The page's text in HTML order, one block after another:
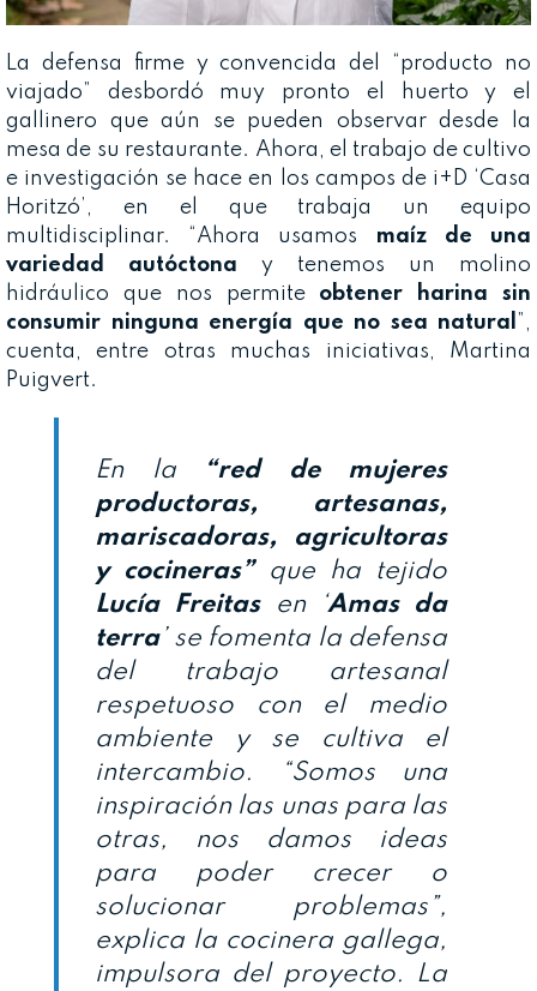
La defensa firme y convencida del “producto no
viajado” desbordó muy pronto el huerto y el
gallinero que aún se pueden observar desde la
mesa de su restaurante. Ahora, el trabajo de cultivo
e investigación se hace en los campos de i+D ‘Casa
Horitzó’, en el que trabaja un equipo
multidisciplinar. “Ahora usamos maíz de una
variedad autóctona y tenemos un molino
hidráulico que nos permite obtener harina sin
consumir ninguna energía que no sea natural ”,
cuenta, entre otras muchas iniciativas, Martina
Puigvert.
En la
“red de mujeres
productoras, artesanas,
mariscadoras, agricultoras
y cocineras”que ha tejido
Lucía Freitasen ‘Amas da
terra’ se fomenta la defensa
del trabajo artesanal
respetuoso con el medio
ambiente y se cultiva el
intercambio. “Somos una
inspiración las unas para las
otras, nos damos ideas
para poder crecer o
solucionar problemas”,
explica la cocinera gallega,
impulsora del proyecto. La